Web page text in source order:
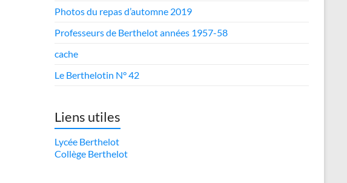
Photos du repas d’automne 2019
Professeurs de Berthelot années 1957-58
cache
Le Berthelotin N° 42
Liens utiles
Lycée Berthelot
Collège Berthelot